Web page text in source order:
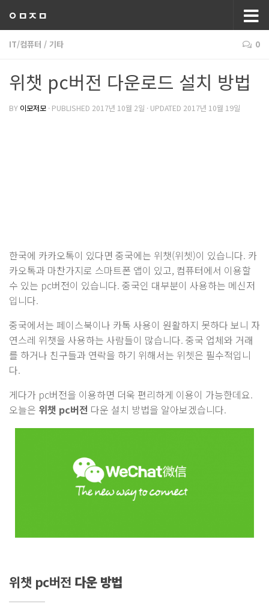
ㅇㅁㅈㅁ
IT/컴퓨터 / 기타 0
위챗 pc버전 다운로드 설치 방법
BY 이모저모 · PUBLISHED 2017년 10월 2일 · UPDATED 2017년 10월 19일
한국에 카카오톡이 있다면 중국에는 위챗(위쳇)이 있습니다. 카
카오톡과 마찬가지로 스마트폰 앱이 있고, 컴퓨터에서 이용할
수 있는 pc버전이 있습니다. 중국인 대부분이 사용하는 메신저
입니다.
중국에서는 페이스북이나 카톡 사용이 원활하지 못하다 보니 자
연스레 위챗을 사용하는 사람들이 많습니다. 중국 업체와 거래
를 하거나 친구들과 연락을 하기 위해서는 위쳇은 필수적입니
다.
게다가 pc버전을 이용하면 더욱 편리하게 이용이 가능한데요.
오늘은 위챗 pc버전 다운 설치 방법을 알아보겠습니다.
위챗 pc버전 다운 방법